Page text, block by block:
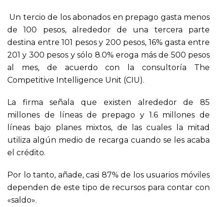
Un tercio de los abonados en prepago gasta menos
de 100 pesos, alrededor de una tercera parte
destina entre 101 pesos y 200 pesos, 16% gasta entre
201 y 300 pesos y sólo 8.0% eroga más de 500 pesos
al mes, de acuerdo con la consultoría The
Competitive Intelligence Unit (CIU).
La firma señala que existen alrededor de 85
millones de líneas de prepago y 1.6 millones de
líneas bajo planes mixtos, de las cuales la mitad
utiliza algún medio de recarga cuando se les acaba
el crédito.
Por lo tanto, añade, casi 87% de los usuarios móviles
dependen de este tipo de recursos para contar con
«saldo».